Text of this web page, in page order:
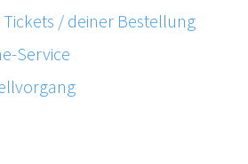
/ deiner Bestellung
Service